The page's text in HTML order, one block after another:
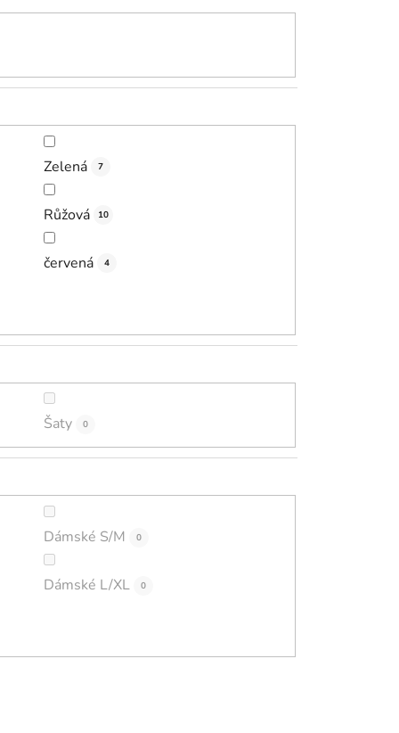
Zelená 7
Růžová 10
červená 4
Šaty 0
Dámské S/M 0
Dámské L/XL 0